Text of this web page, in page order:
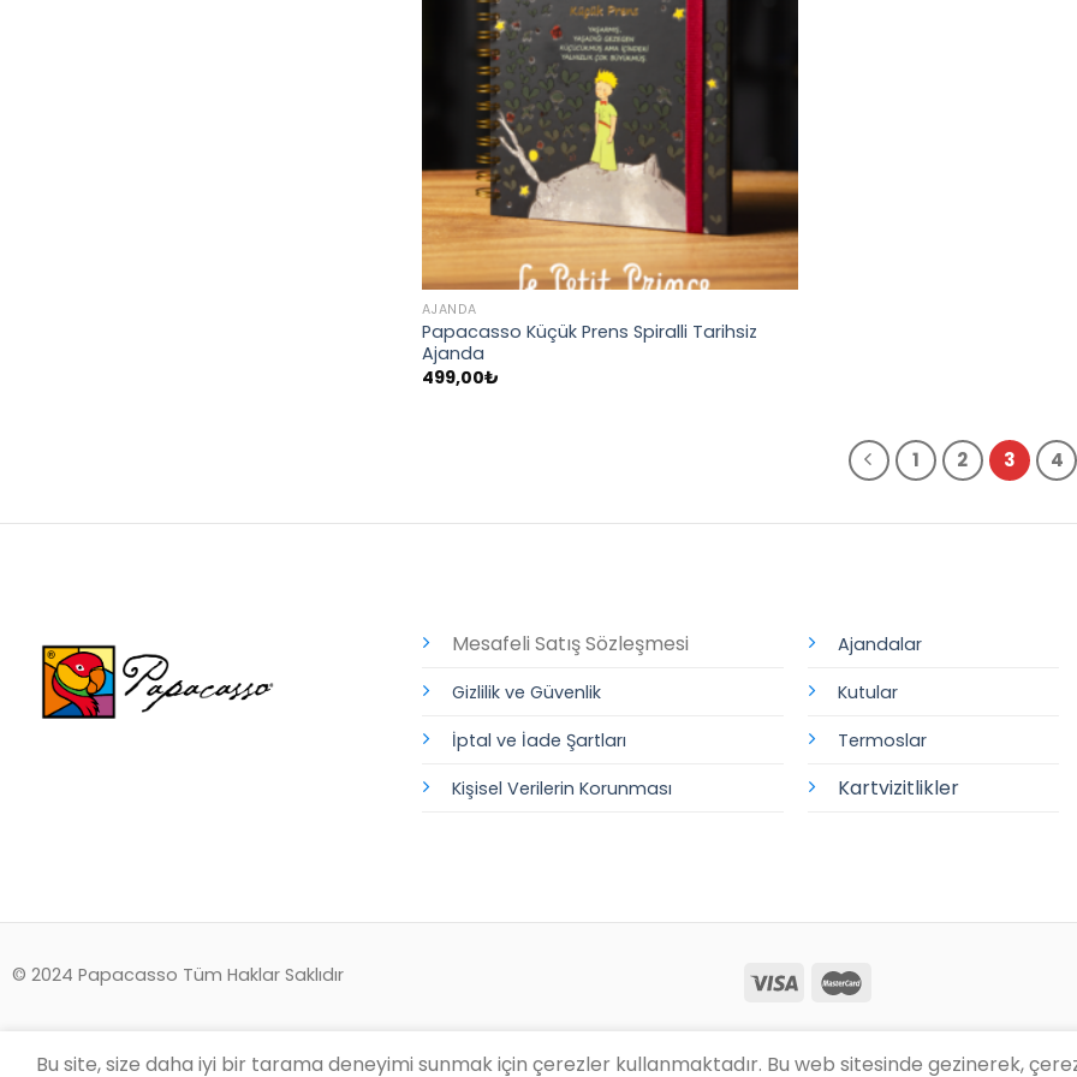
AJANDA
Papacasso Küçük Prens Spiralli Tarihsiz
Ajanda
499,00₺
1 2 3 4
Mesafeli Satış Sözleşmesi
Gizlilik ve Güvenlik
İptal ve İade Şartları
Kişisel Verilerin Korunması
Ajandalar
Kutular
Termoslar
Kartvizitlikler
© 2024 Papacasso Tüm Haklar Saklıdır
Papacasso 2026 ©
Bu site, size daha iyi bir tarama deneyimi sunmak için çerezler kullanmaktadır. Bu web sitesinde gezinerek, çerez